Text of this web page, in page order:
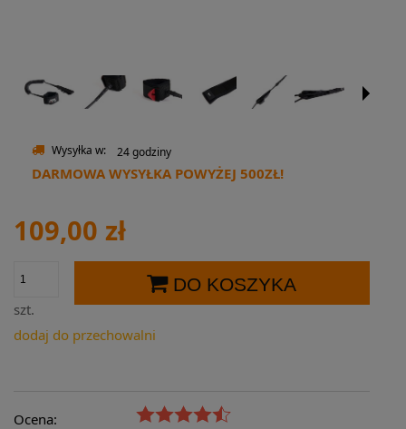
Wysyłka w: 24 godziny
DARMOWA WYSYŁKA POWYŻEJ 500ZŁ!
109,00 zł
szt.
DO KOSZYKA
dodaj do przechowalni
Ocena: